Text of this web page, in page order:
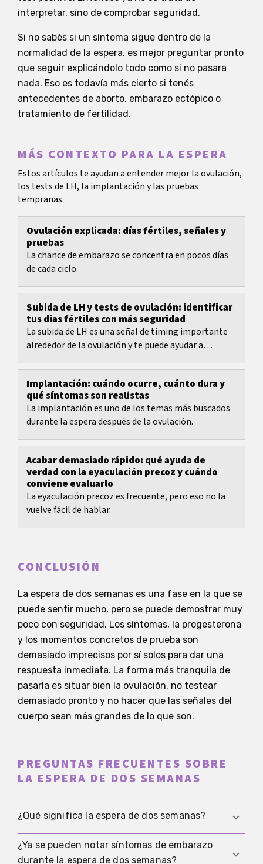
interpretar, sino de comprobar seguridad.
Si no sabés si un síntoma sigue dentro de la
normalidad de la espera, es mejor preguntar pronto
que seguir explicándolo todo como si no pasara
nada. Eso es todavía más cierto si tenés
antecedentes de aborto, embarazo ectópico o
tratamiento de fertilidad.
MÁS CONTEXTO PARA LA ESPERA
Estos artículos te ayudan a entender mejor la ovulación,
los tests de LH, la implantación y las pruebas
tempranas.
Ovulación explicada: días fértiles, señales y
pruebas
La chance de embarazo se concentra en pocos días
de cada ciclo.
Subida de LH y tests de ovulación: identificar
tus días fértiles con más seguridad
La subida de LH es una señal de timing importante
alrededor de la ovulación y te puede ayudar a
Implantación: cuándo ocurre, cuánto dura y
qué síntomas son realistas
La implantación es uno de los temas más buscados
durante la espera después de la ovulación.
Acabar demasiado rápido: qué ayuda de
verdad con la eyaculación precoz y cuándo
conviene evaluarlo
La eyaculación precoz es frecuente, pero eso no la
vuelve fácil de hablar.
CONCLUSIÓN
La espera de dos semanas es una fase en la que se
puede sentir mucho, pero se puede demostrar muy
poco con seguridad. Los síntomas, la progesterona
y los momentos concretos de prueba son
demasiado imprecisos por sí solos para dar una
respuesta inmediata. La forma más tranquila de
pasarla es situar bien la ovulación, no testear
demasiado pronto y no hacer que las señales del
cuerpo sean más grandes de lo que son.
PREGUNTAS FRECUENTES SOBRE
LA ESPERA DE DOS SEMANAS
¿Qué significa la espera de dos semanas?
Es el tiempo después de la ovulación hasta el
¿Ya se pueden notar síntomas de embarazo
durante la espera de dos semanas?